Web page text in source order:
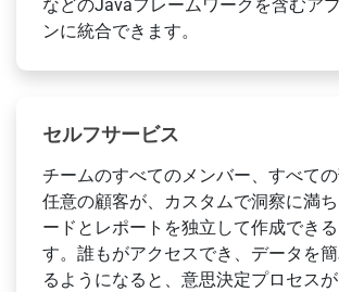
などのJavaフレームワークを含むア
ンに統合できます。
セルフサービス
チームのすべてのメンバー、すべて
任意の顧客が、カスタムで洞察に満
ードとレポートを独立して作成でき
す。誰もがアクセスでき、データを
るようになると、意思決定プロセス